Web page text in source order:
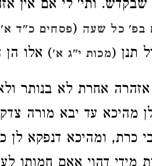
ותי' לי אם אין
בפ' כל שעה (פסחים כ"ד א'
תנן (מכות י"ג א') אלו הן
אחרת לא בנותר ולא
מהיכא עד יבא מורה צדק.
כרת, ומהיכא דנפקא לן